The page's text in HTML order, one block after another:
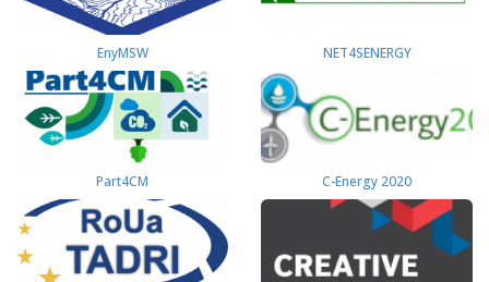
EnyMSW NET4SENERGY
Part4СМ C-Energy 2020